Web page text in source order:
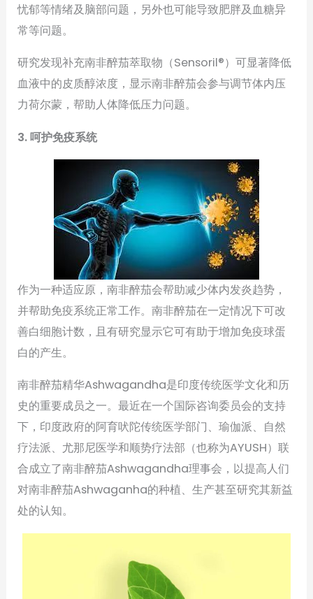
忧郁等情绪及脑部问题，另外也可能导致肥胖及血糖异
常等问题。
研究发现补充南非醉茄萃取物（Sensoril®）可显著降低
血液中的皮质醇浓度，显示南非醉茄会参与调节体内压
力荷尔蒙，帮助人体降低压力问题。
3. 呵护免疫系统
作为一种适应原，南非醉茄会帮助减少体内发炎趋势，
并帮助免疫系统正常工作。南非醉茄在一定情况下可改
善白细胞计数，且有研究显示它可有助于增加免疫球蛋
白的产生。
南非醉茄精华Ashwagandha是印度传统医学文化和历
史的重要成员之一。最近在一个国际咨询委员会的支持
下，印度政府的阿育吠陀传统医学部门、瑜伽派、自然
疗法派、尤那尼医学和顺势疗法部（也称为AYUSH）联
合成立了南非醉茄Ashwagandha理事会，以提高人们
对南非醉茄Ashwaganha的种植、生产甚至研究其新益
处的认知。